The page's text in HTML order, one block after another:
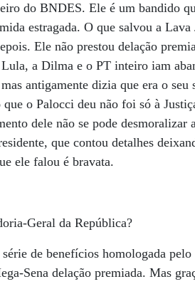
do BNDES. Ele é um bandido
estragada. O que salvou a
Ele não prestou delação
a Dilma e o PT inteiro iam
antigamente dizia que era o seu
o Palocci deu não foi só à
dele não se pode desmoralizar
que contou detalhes
ele falou é bravata.
Geral da República?
de benefícios homologada
Sena delação premiada. Mas